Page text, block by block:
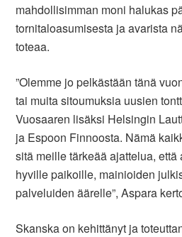
mahdollisimman moni halukas
tornitaloasumisesta ja avarista
toteaa.
”Olemme jo pelkästään tänä
tai muita sitoumuksia uusien
Vuosaaren lisäksi Helsingin
ja Espoon Finnoosta. Nämä
sitä meille tärkeää ajattelua,
hyville paikoille, mainioiden
palveluiden äärelle”, Aspara
Skanska on kehittänyt ja